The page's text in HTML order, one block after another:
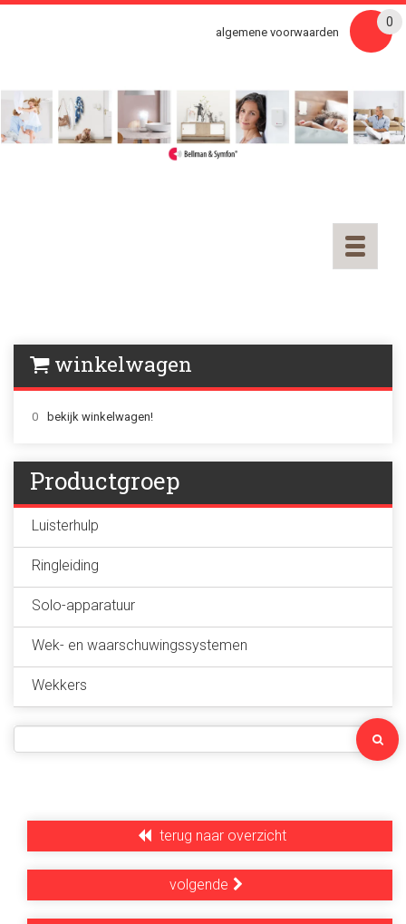
algemene voorwaarden
0
Toggle
winkelwagen
0 bekijk winkelwagen!
Productgroep
Luisterhulp
Ringleiding
Solo-apparatuur
Wek- en waarschuwingssystemen
Wekkers
terug naar overzicht
volgende